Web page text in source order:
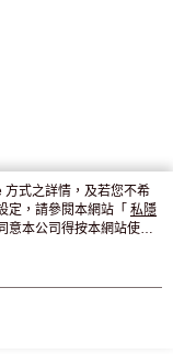
，7天內取。逾期後
式之詳情，及若您不希
定，請參閱本網站「 私隱
意本公司得按本網站使用